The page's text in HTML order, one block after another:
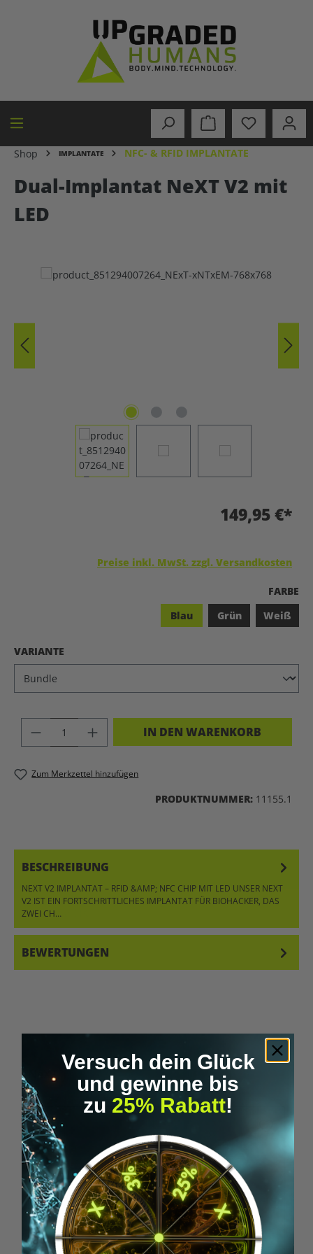
Shop IMPLANTATE NFC- & RFID IMPLANTATE
Dual-Implantat NeXT V2 mit
LED
Bildergalerie überspringen
149,95 €*
Preise inkl. MwSt. zzgl. Versandkosten
FARBE
Blau
Grün Weiß
VARIANTE
PRODUKT ANZAHL: GIB DEN
IN DEN WARENKORB
Zum Merkzettel hinzufügen
PRODUKTNUMMER: 11155.1
BESCHREIBUNG
NEXT V2 IMPLANTAT – RFID &AMP; NFC CHIP MIT LED UNSER NEXT
V2 IST EIN FORTSCHRITTLICHES IMPLANTAT FÜR BIOHACKER, DAS
ZWEI CH…
BEWERTUNGEN
Produktgalerie überspringen
NeXT
Tipp
Versuch dein Glück
und gewinne bis
zu 25% Rabatt!